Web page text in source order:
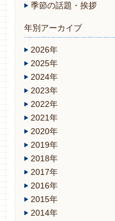
季節の話題・挨拶
年別アーカイブ
2026年
2025年
2024年
2023年
2022年
2021年
2020年
2019年
2018年
2017年
2016年
2015年
2014年